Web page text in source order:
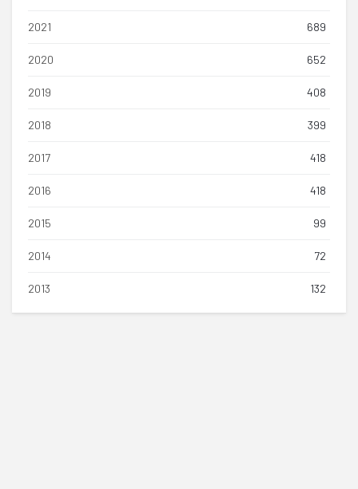
2021 689
2020 652
2019 408
2018 399
2017 418
2016 418
2015 99
2014 72
2013 132